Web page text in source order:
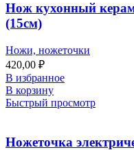
Нож кухонный
(15см)
Ножи, ножеточки
420,00 ₽
В избранное
В корзину
Быстрый просмотр
Ножеточка